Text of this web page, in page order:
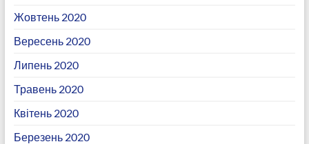
Жовтень 2020
Вересень 2020
Липень 2020
Травень 2020
Квітень 2020
Березень 2020